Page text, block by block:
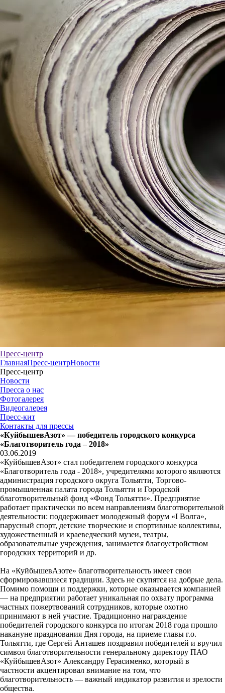
Пресс-центр
ГлавнаяПресс-центрНовости
Пресс-центр
Новости
Пресса о нас
Фотогалерея
Видеогалерея
Пресс-кит
Контакты для прессы
«КуйбышевАзот» — победитель городского конкурса
«Благотворитель года – 2018»
03.06.2019
«КуйбышевАзот» стал победителем городского конкурса
«Благотворитель года - 2018», учредителями которого являются
администрация городского округа Тольятти, Торгово-
промышленная палата города Тольятти и Городской
благотворительный фонд «Фонд Тольятти». Предприятие
работает практически по всем направлениям благотворительной
деятельности: поддерживает молодежный форум «I Волга»,
парусный спорт, детские творческие и спортивные коллективы,
художественный и краеведческий музеи, театры,
образовательные учреждения, занимается благоустройством
городских территорий и др.
На «КуйбышевАзоте» благотворительность имеет свои
сформировавшиеся традиции. Здесь не скупятся на добрые дела.
Помимо помощи и поддержки, которые оказывается компанией
— на предприятии работает уникальная по охвату программа
частных пожертвований сотрудников, которые охотно
принимают в ней участие. Традиционно награждение
победителей городского конкурса по итогам 2018 года прошло
накануне празднования Дня города, на приеме главы г.о.
Тольятти, где Сергей Анташев поздравил победителей и вручил
символ благотворительности генеральному директору ПАО
«КуйбышевАзот» Александру Герасименко, который в
частности акцентировал внимание на том, что
благотворительность — важный индикатор развития и зрелости
общества.